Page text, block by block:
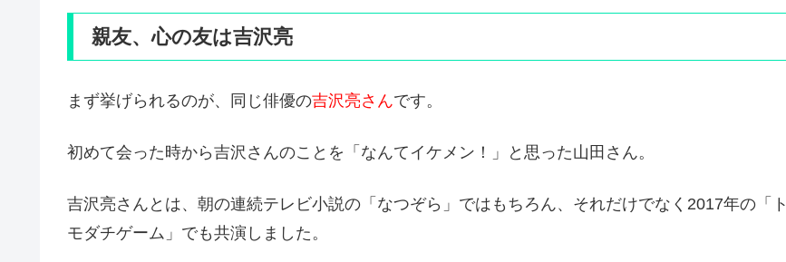
親友、心の友は吉沢亮
まず挙げられるのが、同じ俳優の吉沢亮さんです。
初めて会った時から吉沢さんのことを「なんてイケメン！」と思った山田さん。
吉沢亮さんとは、朝の連続テレビ小説の「なつぞら」ではもちろん、それだけでなく2017年の「ト
モダチゲーム」でも共演しました。